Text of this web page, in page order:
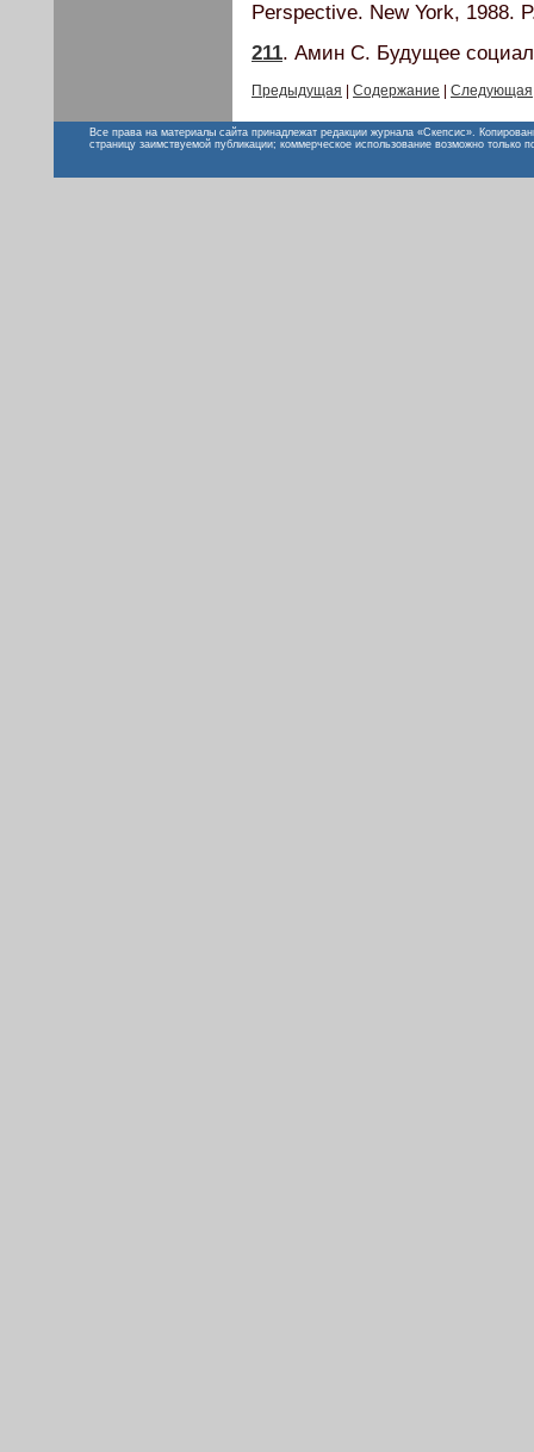
Perspective. New York, 1988.
211. Амин С. Будущее
Предыдущая Содержание Следующая
Все права на материалы сайта принадлежат редакции журнала «Скепсис».
страницу заимствуемой публикации; коммерческое использование возможно только